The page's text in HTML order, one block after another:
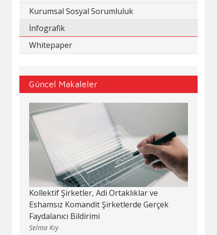
Kurumsal Sosyal Sorumluluk
İnfografik
Whitepaper
Güncel Makaleler
Kollektif Şirketler, Adi Ortaklıklar ve
Eshamsız Komandit Şirketlerde Gerçek
Faydalanıcı Bildirimi
Selma Kıy